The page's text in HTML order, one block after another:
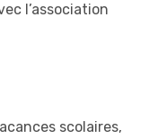
l’association
scolaires,